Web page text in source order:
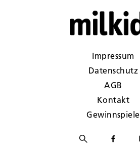
Impressum
Datenschutz
AGB
Kontakt
Gewinnspiele